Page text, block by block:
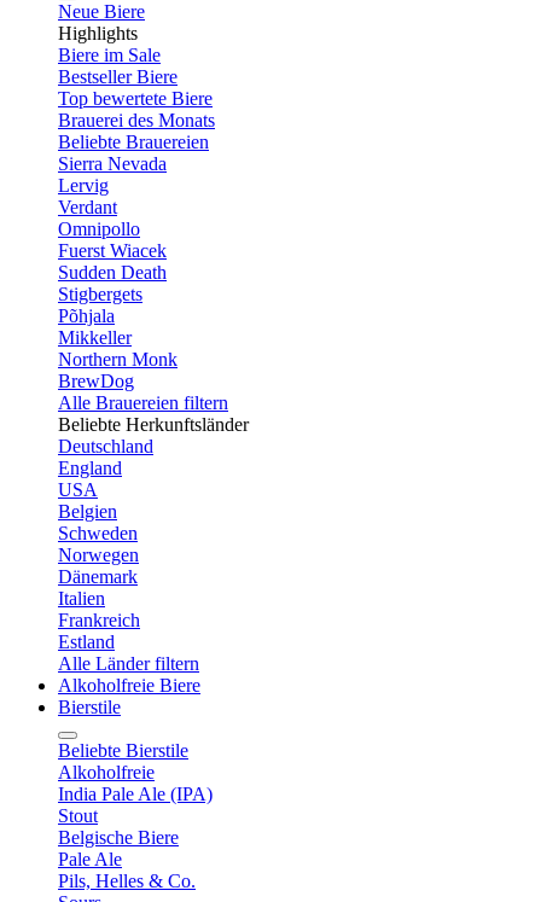
Neue Biere
Highlights
Biere im Sale
Bestseller Biere
Top bewertete Biere
Brauerei des Monats
Beliebte Brauereien
Sierra Nevada
Lervig
Verdant
Omnipollo
Fuerst Wiacek
Sudden Death
Stigbergets
Põhjala
Mikkeller
Northern Monk
BrewDog
Alle Brauereien filtern
Beliebte Herkunftsländer
Deutschland
England
USA
Belgien
Schweden
Norwegen
Dänemark
Italien
Frankreich
Estland
Alle Länder filtern
Alkoholfreie Biere
Bierstile
Beliebte Bierstile
Alkoholfreie
India Pale Ale (IPA)
Stout
Belgische Biere
Pale Ale
Pils, Helles & Co.